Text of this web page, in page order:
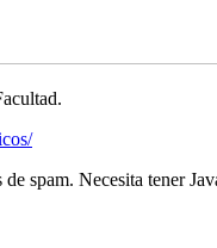
spam. Necesita tener